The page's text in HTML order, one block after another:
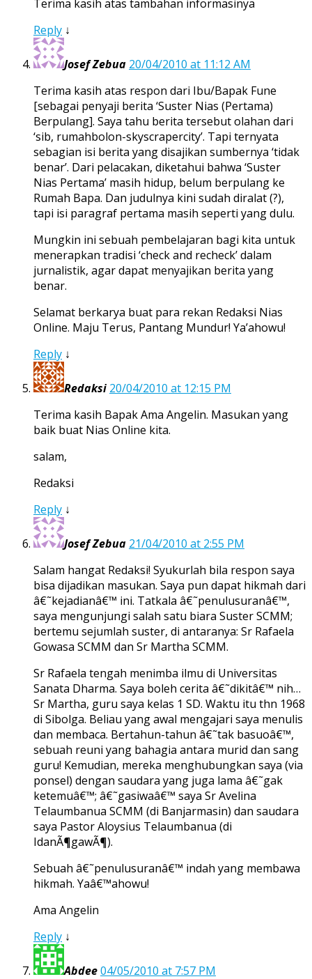
Terima kasih atas tambahan informasinya
Reply ↓
Josef Zebua 20/04/2010 at 11:12 AM
Terima kasih atas respon dari Ibu/Bapak Fune
[sebagai penyaji berita ‘Suster Nias (Pertama)
Berpulang]. Saya tahu berita tersebut olahan dari
‘sib, rumahbolon-skyscrapercity’. Tapi ternyata
sebagian isi berita yang disajikan sumbernya ‘tidak
benar’. Dari pelacakan, diketahui bahwa ‘Suster
Nias Pertama’ masih hidup, belum berpulang ke
Rumah Bapa. Dan judulnya kini sudah diralat (?),
tapi isi paragraf pertama masih seperti yang dulu.
Mungkin ini sebuah pembelajaran bagi kita untuk
menerapkan tradisi ‘check and recheck’ dalam
jurnalistik, agar dapat menyajikan berita yang
benar.
Selamat berkarya buat para rekan Redaksi Nias
Online. Maju Terus, Pantang Mundur! Ya’ahowu!
Reply ↓
Redaksi 20/04/2010 at 12:15 PM
Terima kasih Bapak Ama Angelin. Masukan yang
baik buat Nias Online kita.
salam,
Redaksi
Reply ↓
Josef Zebua 21/04/2010 at 2:55 PM
Salam hangat Redaksi! Syukurlah bila respon saya
bisa dijadikan masukan. Saya pun dapat hikmah dari
â€˜kejadianâ€™ ini. Tatkala â€˜penulusuranâ€™,
saya mengunjungi salah satu biara Suster SCMM;
bertemu sejumlah suster, di antaranya: Sr Rafaela
Gowasa SCMM dan Sr Martha SCMM.
Sr Rafaela tengah menimba ilmu di Universitas
Sanata Dharma. Saya boleh cerita â€˜dikitâ€™ nih…
Sr Martha, guru saya kelas 1 SD. Waktu itu thn 1968
di Sibolga. Beliau yang awal mengajari saya menulis
dan membaca. Bertahun-tahun â€˜tak basuoâ€™,
sebuah reuni yang bahagia antara murid dan sang
guru! Kemudian, mereka menghubungkan saya (via
ponsel) dengan saudara yang juga lama â€˜gak
ketemuâ€™; â€˜gasiwaâ€™ saya Sr Avelina
Telaumbanua SCMM (di Banjarmasin) dan saudara
saya Pastor Aloysius Telaumbanua (di
IdanÃ¶gawÃ¶).
Sebuah â€˜penulusuranâ€™ indah yang membawa
hikmah. Yaâ€™ahowu!
Ama Angelin
Reply ↓
Abdee04/05/2010 at 7:57 PM